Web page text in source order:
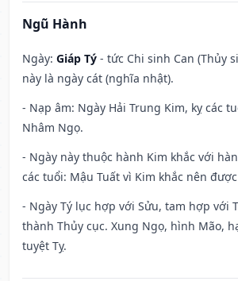
Ngũ Hành
Ngày: Giáp Tý - tức Chi sinh Can (Thủy
này là ngày cát (nghĩa nhật).
- Nạp âm: Ngày Hải Trung Kim, kỵ các
Nhâm Ngọ.
- Ngày này thuộc hành Kim khắc với
các tuổi: Mậu Tuất vì Kim khắc nên
- Ngày Tý lục hợp với Sửu, tam hợp với
thành Thủy cục. Xung Ngọ, hình Mão,
tuyệt Tỵ.